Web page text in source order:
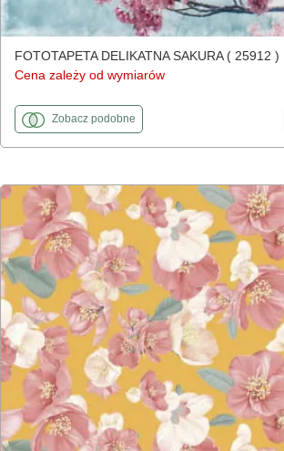
FOTOTAPETA DELIKATNA SAKURA ( 25912 )
Cena zależy od wymiarów
Zobaczfototapety
podobnedo Delikatna Sakura